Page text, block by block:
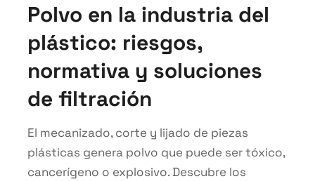
Polvo en la industria del
plástico: riesgos,
normativa y soluciones
de filtración
El mecanizado, corte y lijado de piezas
plásticas genera polvo que puede ser tóxico,
cancerígeno o explosivo. Descubre los